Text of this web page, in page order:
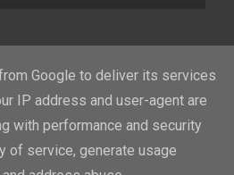
ÄLTERE POSTS
Google to deliver its services
IP address and user-agent are
with performance and security
of service, generate usage